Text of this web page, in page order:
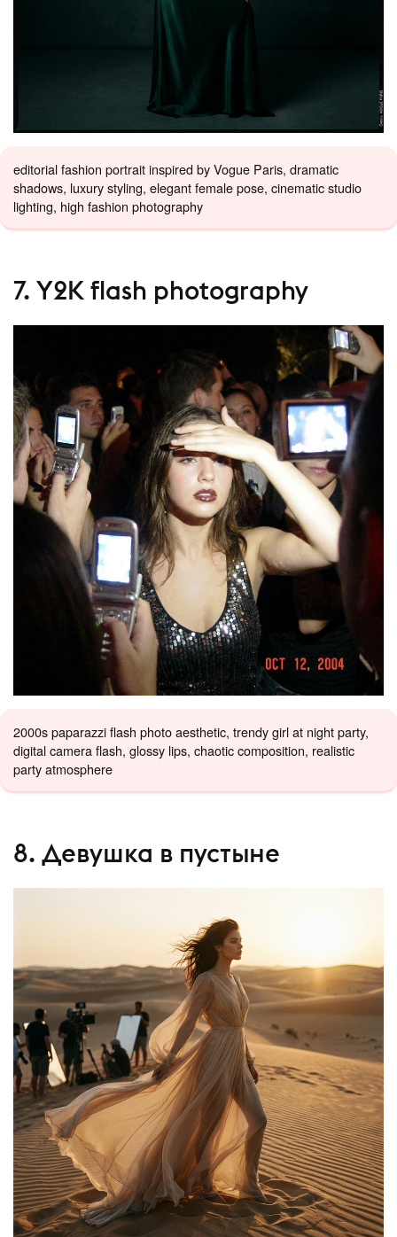
editorial fashion portrait inspired by Vogue Paris, dramatic
shadows, luxury styling, elegant female pose, cinematic studio
lighting, high fashion photography
7. Y2K flash photography
2000s paparazzi flash photo aesthetic, trendy girl at night party,
digital camera flash, glossy lips, chaotic composition, realistic
party atmosphere
8. Девушка в пустыне